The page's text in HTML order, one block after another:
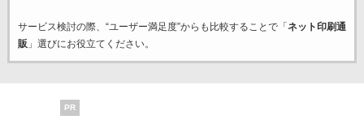
サービス検討の際、“ユーザー満足度”からも比較することで「 ネット印刷通
販 」選びにお役立てください。
PR